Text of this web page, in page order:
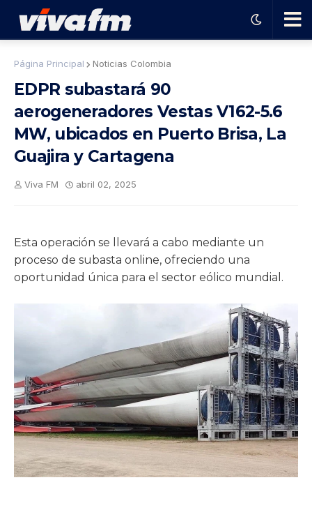
ble
pro
ma
Página Principal Noticias Colombia
EDPR subastará 90
aerogeneradores Vestas V162-5.6
MW, ubicados en Puerto Brisa, La
Guajira y Cartagena
Viva FM abril 02, 2025
Esta operación se llevará a cabo mediante un
proceso de subasta online, ofreciendo una
oportunidad única para el sector eólico mundial.